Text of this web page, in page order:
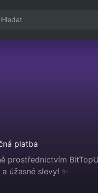
platba
prostřednictvím
úžasné slevy! ✨